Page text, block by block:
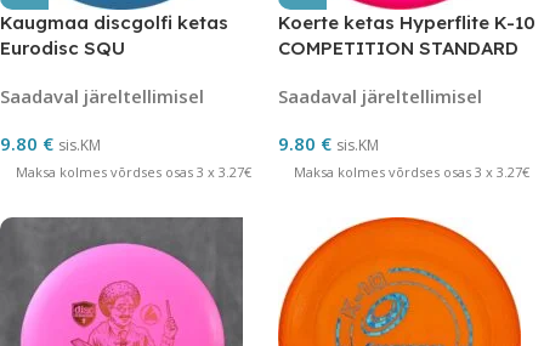
Kaugmaa discgolfi ketas
Eurodisc SQU
Saadaval järeltellimisel
9.80 € sis.KM
Maksa kolmes võrdses osas 3 x 3.27€
Koerte ketas Hyperflite K-10
COMPETITION STANDARD
Saadaval järeltellimisel
9.80 € sis.KM
Maksa kolmes võrdses osas 3 x 3.27€